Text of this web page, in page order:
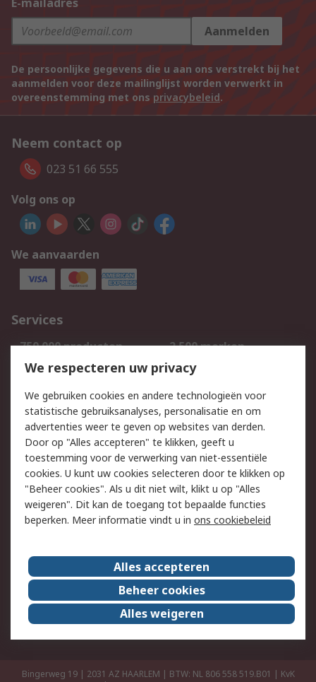
E-mailadres
Aanmelden
De persoonlijke gegevens die u aan ons verstrekt bij het
aanmelden voor deze mailinglijst worden verwerkt in
overeenstemming met ons privacybeleid.
Neem contact op
023 51 66 555
Volg ons op
We aanvaarden
Services
750.000 producten
2.500 merken
Bestellen
Inkoopoplossingen
Track & Trace
Wettelijk
Cookiebeleid
Email veiligheid
Privacybeleid
Websitevoorwaarden
Algemene
verkoopvoorwaarden
Over RS
RS Group
Over ons
RS wereldwijd
Werken bij RS
ESG
Bingerweg 19 | 2031 AZ HAARLEM | BTW: NL 806 558 519.B01 | KvK
We respecteren uw privacy
We gebruiken cookies en andere technologieën voor
statistische gebruiksanalyses, personalisatie en om
advertenties weer te geven op websites van derden.
Door op "Alles accepteren" te klikken, geeft u
toestemming voor de verwerking van niet-essentiële
cookies. U kunt uw cookies selecteren door te klikken op
"Beheer cookies". Als u dit niet wilt, klikt u op "Alles
weigeren". Dit kan de toegang tot bepaalde functies
beperken. Meer informatie vindt u in ons cookiebeleid
Alles accepteren
Beheer cookies
Alles weigeren